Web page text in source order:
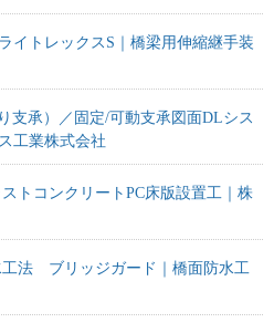
トレックスS｜橋梁用伸縮継手装
支承）／固定/可動支承図面DLシス
工業株式会社
トコンクリートPC床版設置工｜株
法 ブリッジガード｜橋面防水工